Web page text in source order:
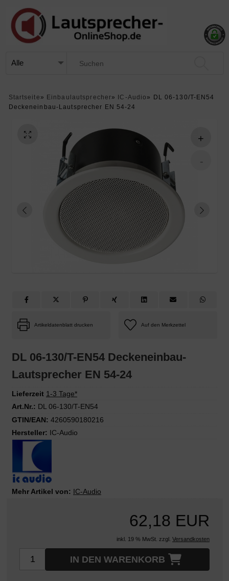
Startseite » Einbaulautsprecher» IC-Audio »
DL 06-130/T-EN54
Deckeneinbau-Lautsprecher EN 54-24
Artikeldatenblatt drucken
DL 06-130/T-EN54 Deckeneinbau-
Lautsprecher EN 54-24
Lieferzeit 1-3 Tage*
Art.Nr.: DL 06-130/T-EN54
GTIN/EAN: 4260590180216
Hersteller: IC-Audio
Mehr Artikel von: IC-Audio
62,18 EUR
inkl. 19 % MwSt. zzgl. Versandkosten
IN DEN WARENKORB